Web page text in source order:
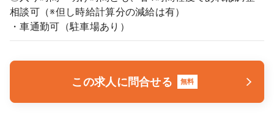
相談可（※但し時給計算分の減給は有）
・車通勤可（駐車場あり）
この求人に問合せる 無料